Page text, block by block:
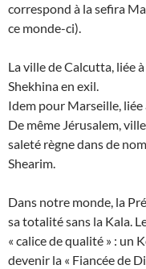
correspond à la sefira
ce monde-ci).
La ville de Calcutta, liée
Shekhina en exil.
Idem pour Marseille, liée
De même Jérusalem,
saleté règne dans de
Shearim.
Dans notre monde, la
sa totalité sans la Kala.
« calice de qualité » : un
devenir la « Fiancée de